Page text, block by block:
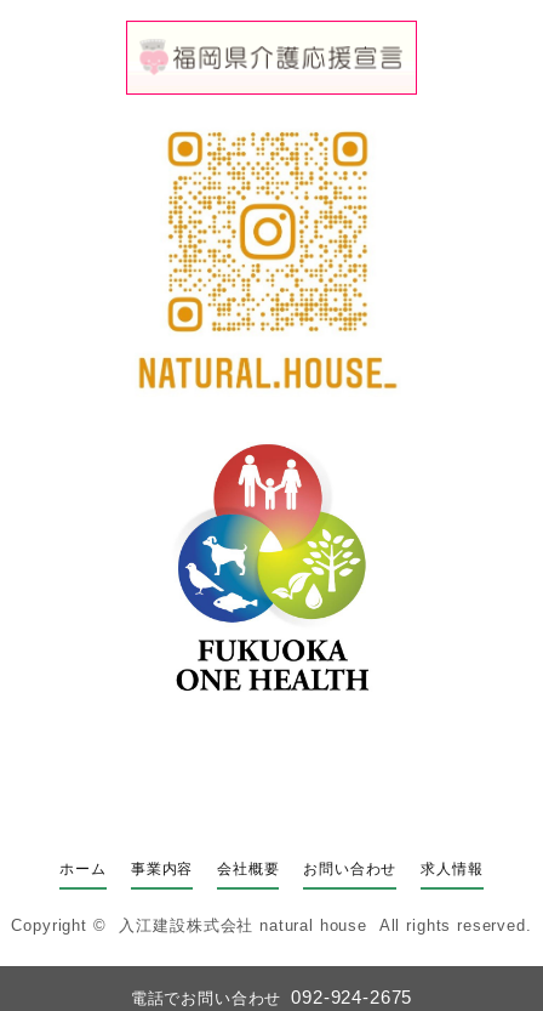
電話でお問い合わせ 092-924-2675
ホーム 事業内容 会社概要 お問い合わせ 求人情報
Copyright © 入江建設株式会社 natural house All rights reserved.